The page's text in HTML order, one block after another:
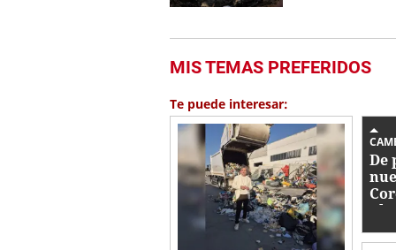
MIS TEMAS PREFERIDOS
Te puede interesar:
De